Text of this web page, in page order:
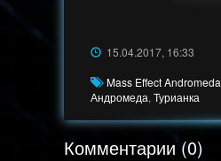
15.04.2017, 16:33
Mass Effect Andromeda
Андромеда, Турианка
Комментарии (0)